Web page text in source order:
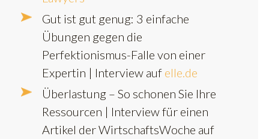
Gut ist gut genug: 3 einfache
Übungen gegen die
Perfektionismus-Falle von einer
Expertin | Interview auf elle.de
Überlastung – So schonen Sie Ihre
Ressourcen | Interview für einen
Artikel der WirtschaftsWoche auf